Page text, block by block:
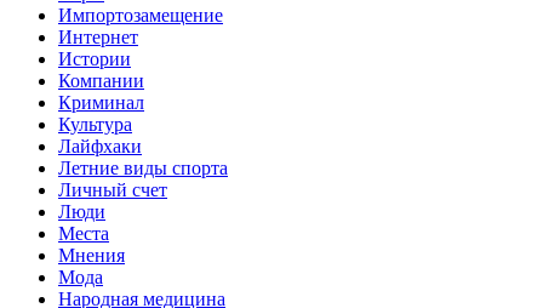
Импортозамещение
Интернет
Истории
Компании
Криминал
Культура
Лайфхаки
Летние виды спорта
Личный счет
Люди
Места
Мнения
Мода
Народная медицина